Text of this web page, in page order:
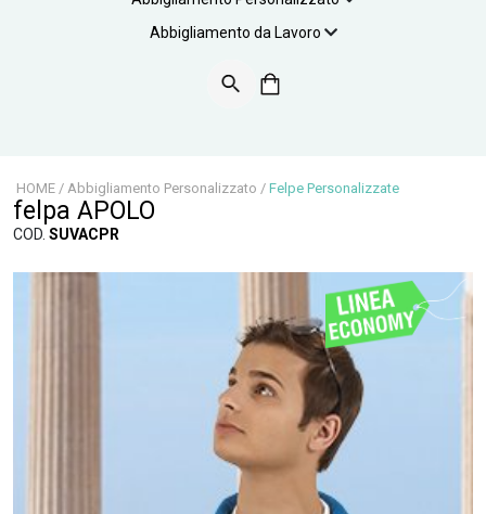
Abbigliamento da Lavoro
HOME / Abbigliamento Personalizzato / Felpe Personalizzate
felpa APOLO
COD. SUVACPR